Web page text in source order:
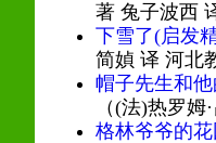
著 兔子波西
下雪了(启发
简媜 译 河北
帽子先生和
（(法)热罗
格林爷爷的